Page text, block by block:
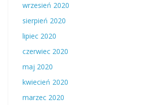
wrzesień 2020
sierpień 2020
lipiec 2020
czerwiec 2020
maj 2020
kwiecień 2020
marzec 2020